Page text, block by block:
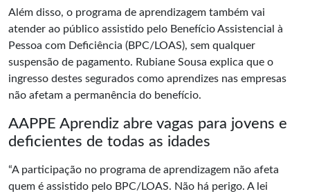
Além disso, o programa de aprendizagem também vai
atender ao público assistido pelo Benefício Assistencial à
Pessoa com Deficiência (BPC/LOAS), sem qualquer
suspensão de pagamento. Rubiane Sousa explica que o
ingresso destes segurados como aprendizes nas empresas
não afetam a permanência do benefício.
AAPPE Aprendiz abre vagas para jovens e
deficientes de todas as idades
“A participação no programa de aprendizagem não afeta
quem é assistido pelo BPC/LOAS. Não há perigo. A lei